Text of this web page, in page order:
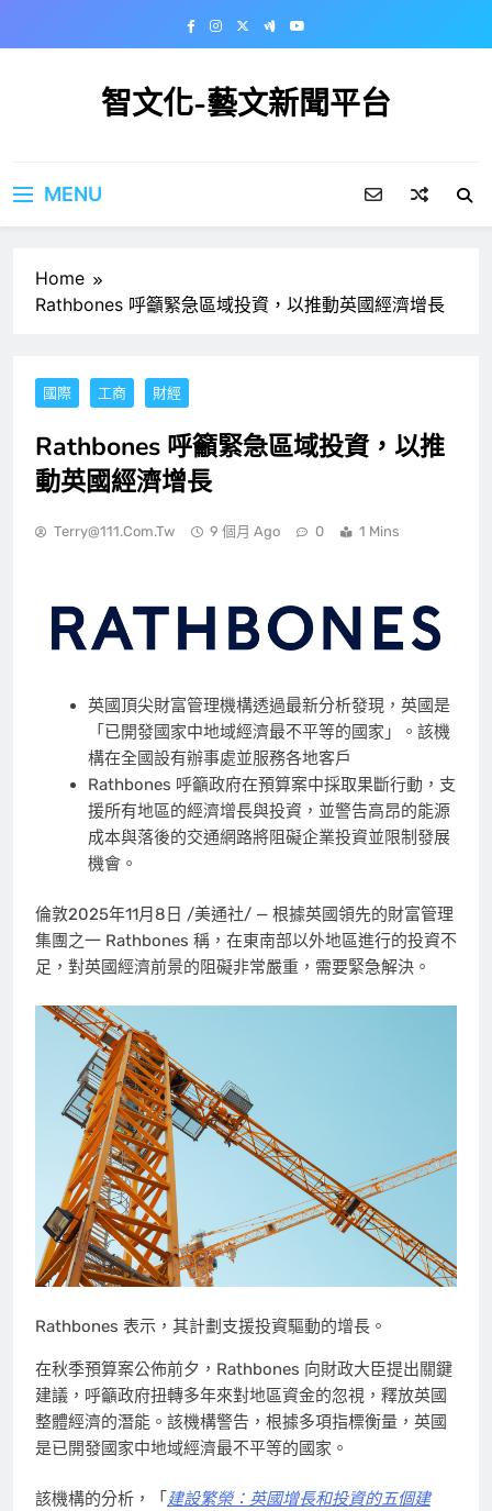
智文化-藝文新聞平台
MENU
Home
Rathbones 呼籲緊急區域投資，以推動英國經濟增長
國際 工商 財經
Rathbones 呼籲緊急區域投資，以推
動英國經濟增長
Terry@111.com.tw 9 個月 Ago 0 1 Mins
英國頂尖財富管理機構透過最新分析發現，英國是
「已開發國家中地域經濟最不平等的國家」。該機
構在全國設有辦事處並服務各地客戶
Rathbones 呼籲政府在預算案中採取果斷行動，支
援所有地區的經濟增長與投資，並警告高昂的能源
成本與落後的交通網路將阻礙企業投資並限制發展
機會。
倫敦2025年11月8日 /美通社/ — 根據英國領先的財富管理
集團之一 Rathbones 稱，在東南部以外地區進行的投資不
足，對英國經濟前景的阻礙非常嚴重，需要緊急解決。
Rathbones 表示，其計劃支援投資驅動的增長。
在秋季預算案公佈前夕，Rathbones 向財政大臣提出關鍵
建議，呼籲政府扭轉多年來對地區資金的忽視，釋放英國
整體經濟的潛能。該機構警告，根據多項指標衡量，英國
是已開發國家中地域經濟最不平等的國家。
該機構的分析，「 建設繁榮：英國增長和投資的五個建